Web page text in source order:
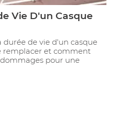
Vie D'un Casque
durée de vie d'un casque
remplacer et comment
pour une